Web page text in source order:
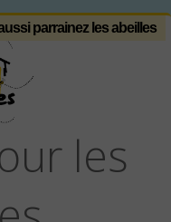
parrainez les abeilles
les